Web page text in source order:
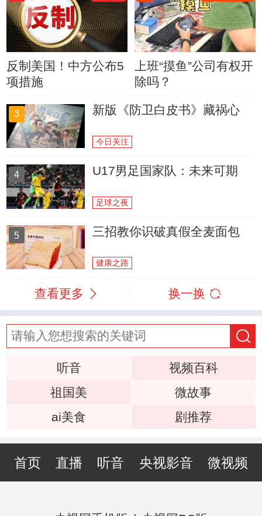
反制美国！中方公布5
项措施
上班“摸鱼”公司有权开
除吗？
3 新版《防卫白皮书》藏祸心
今日关注
4 U17男足国家队：未来可期
足球之夜
5 三招教你识破真假全麦面包
健康之路
查看更多 换一换
听音
视频百科
祖国美
微故事
ai美食
剧推荐
首页 直播 听音 央视影音 微视频